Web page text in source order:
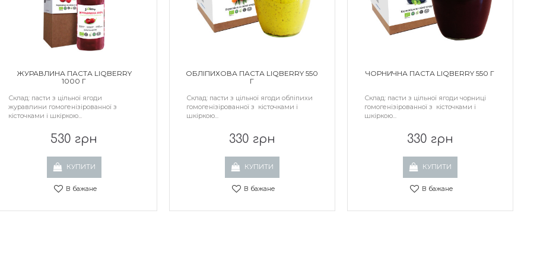
ЖУРАВЛИНА ПАСТА LIQBERRY
1000 Г
Склад: пасти з цільної ягоди
журавлини гомогенізірованної з
кісточками і шкіркою...
530 грн
КУПИТИ
В бажане
ОБЛІПИХОВА ПАСТА LIQBERRY 550
Г
Склад: пасти з цільної ягоди обліпихи
гомогенізірованної з кісточками і
шкіркою...
330 грн
КУПИТИ
В бажане
ЧОРНИЧНА ПАСТА LIQBERRY 550 Г
Склад: пасти з цільної ягоди чорниці
гомогенізірованної з кісточками і
шкіркою...
330 грн
КУПИТИ
В бажане